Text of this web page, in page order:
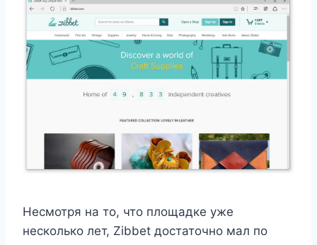
Несмотря на то, что площадке уже
несколько лет, Zibbet достаточно мал по